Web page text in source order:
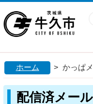
閉じる
ホーム > かっぱ
配信済メー